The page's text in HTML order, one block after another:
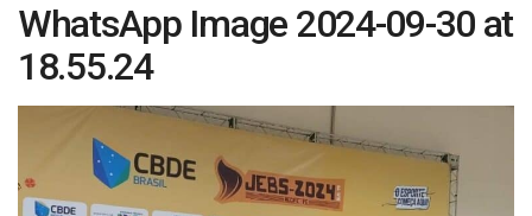
WhatsApp Image 2024-09-30 at
18.55.24